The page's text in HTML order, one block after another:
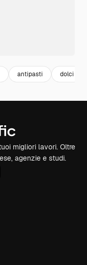
antipasti dolci
migliori lavori. Oltre
agenzie e studi.